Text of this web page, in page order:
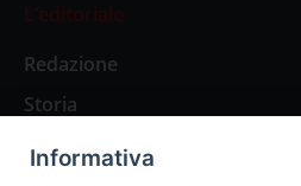
L’editoriale
Redazione
Storia
Informativa